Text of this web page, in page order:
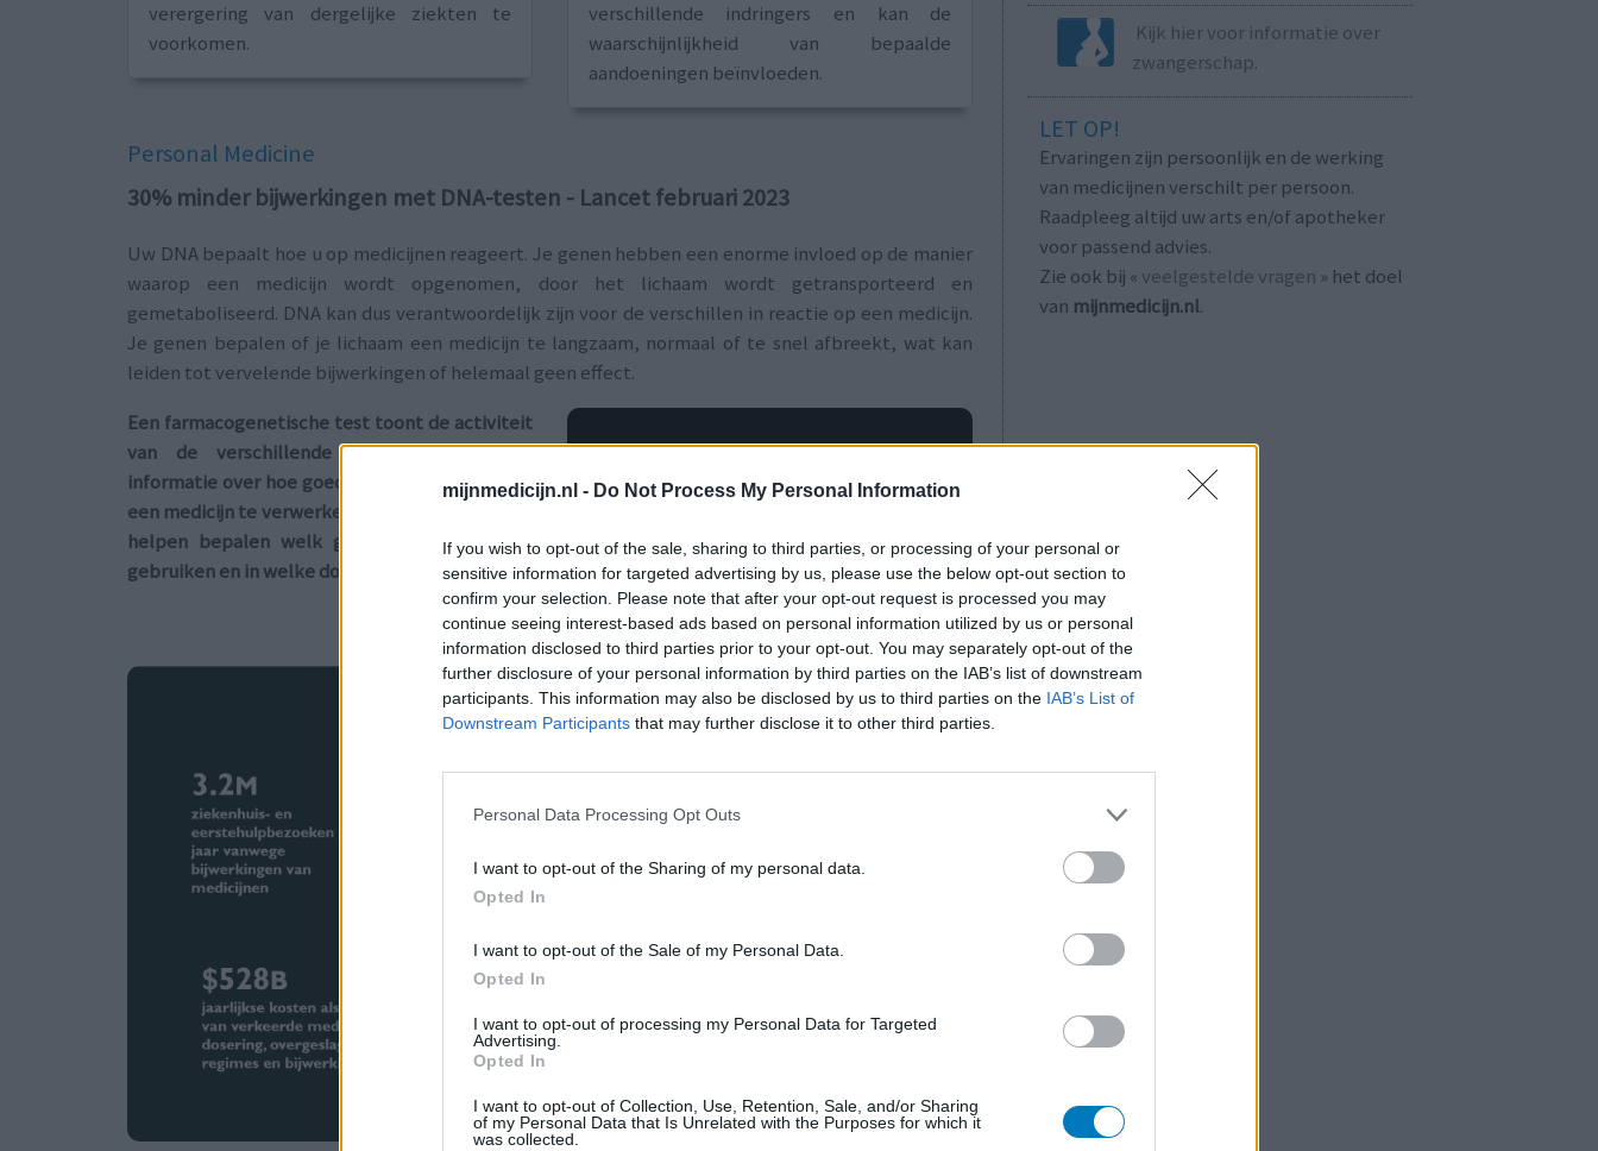
mijnmedicijn.nl - Do Not Process My Personal Information
If you wish to opt-out of the sale, sharing to third parties, or processing of your personal or
sensitive information for targeted advertising by us, please use the below opt-out section to
confirm your selection. Please note that after your opt-out request is processed you may
continue seeing interest-based ads based on personal information utilized by us or personal
information disclosed to third parties prior to your opt-out. You may separately opt-out of the
further disclosure of your personal information by third parties on the IAB’s list of downstream
participants. This information may also be disclosed by us to third parties on the IAB’s List of
Downstream Participants that may further disclose it to other third parties.
Personal Data Processing Opt Outs
I want to opt-out of the Sharing of my personal data.
Opted In
I want to opt-out of the Sale of my Personal Data.
Opted In
I want to opt-out of processing my Personal Data for Targeted
Advertising.
Opted In
I want to opt-out of Collection, Use, Retention, Sale, and/or Sharing
of my Personal Data that Is Unrelated with the Purposes for which it
was collected.
verergering van dergelijke ziekten te
voorkomen.
verschillende indringers en kan de
waarschijnlijkheid van bepaalde
aandoeningen beïnvloeden.
Personal Medicine
30% minder bijwerkingen met DNA-testen - Lancet februari 2023
Uw DNA bepaalt hoe u op medicijnen reageert. Je genen hebben een enorme invloed op de manier
waarop een medicijn wordt opgenomen, door het lichaam wordt getransporteerd en
gemetaboliseerd. DNA kan dus verantwoordelijk zijn voor de verschillen in reactie op een medicijn.
Je genen bepalen of je lichaam een ​​medicijn te langzaam, normaal of te snel afbreekt, wat kan
leiden tot vervelende bijwerkingen of helemaal geen effect.
Een farmacogenetische test toont de activiteit
van de verschillende enzymen en geeft
informatie over hoe goed uw lichaam in staat is
een medicijn te verwerken. Deze informatie kan
helpen bepalen welk geneesmiddel u moet
gebruiken en in welke dosis.
Kijk hier voor informatie over
zwangerschap.
LET OP!
Ervaringen zijn persoonlijk en de werking
van medicijnen verschilt per persoon.
Raadpleeg altijd uw arts en/of apotheker
voor passend advies.
Zie ook bij « veelgestelde vragen » het doel
van mijnmedicijn.nl.